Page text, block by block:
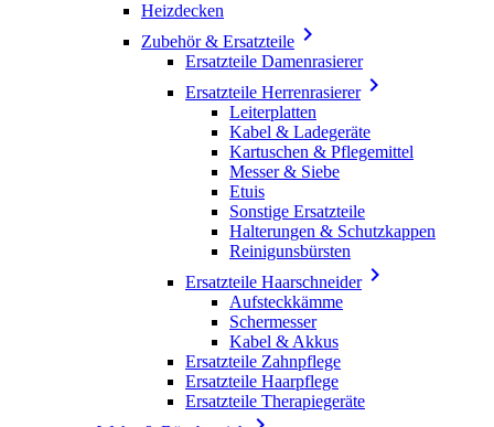
Heizdecken
Zubehör & Ersatzteile 
Ersatzteile Damenrasierer
Ersatzteile Herrenrasierer
Leiterplatten
Kabel & Ladegeräte
Kartuschen & Pflegemittel
Messer & Siebe
Etuis
Sonstige Ersatzteile
Halterungen & Schutzkappen
Reinigunsbürsten
Ersatzteile Haarschneider
Aufsteckkämme
Schermesser
Kabel & Akkus
Ersatzteile Zahnpflege
Ersatzteile Haarpflege
Ersatzteile Therapiegeräte